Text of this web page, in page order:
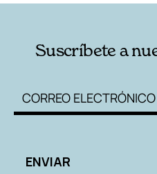
Suscríbete a